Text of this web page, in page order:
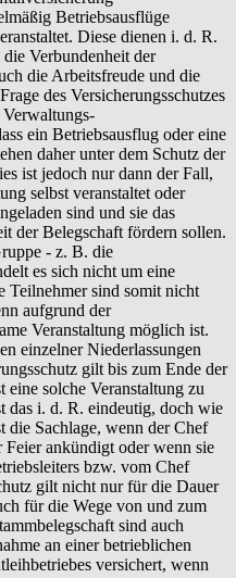
Betriebsausflüge
Diese dienen i. d. R.
Verbundenheit der
die Arbeitsfreude und die
des Versicherungsschutzes
Verwaltungs-
ein Betriebsausflug oder eine
daher unter dem Schutz der
ist jedoch nur dann der Fall,
selbst veranstaltet oder
sind und sie das
der Belegschaft fördern sollen.
- z. B. die
es sich nicht um eine
Teilnehmer sind somit nicht
aufgrund der
Veranstaltung möglich ist.
einzelner Niederlassungen
gilt bis zum Ende der
solche Veranstaltung zu
das i. d. R. eindeutig, doch wie
die Sachlage, wenn der Chef
Feier ankündigt oder wenn sie
bzw. vom Chef
gilt nicht nur für die Dauer
für die Wege von und zum
sind auch
an einer betrieblichen
versichert, wenn